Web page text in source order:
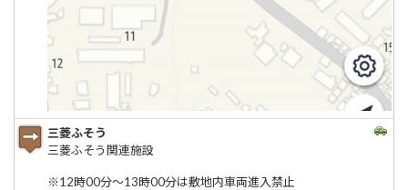
三菱ふそう
三菱ふそう関連施設
※12時00分～13時00分は敷地内車両進入禁止